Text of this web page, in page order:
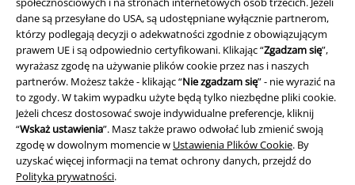
dane są przesyłane do USA, są udostępniane wyłącznie partnerom,
którzy podlegają decyzji o adekwatności zgodnie z obowiązującym
prawem UE i są odpowiednio certyfikowani. Klikając “Zgadzam się”,
wyrażasz zgodę na używanie plików cookie przez nas i naszych
partnerów. Możesz także - klikając “Nie zgadzam się” - nie wyrazić na
to zgody. W takim wypadku użyte będą tylko niezbędne pliki cookie.
Jeżeli chcesz dostosować swoje indywidualne preferencje, kliknij
“Wskaż ustawienia”. Masz także prawo odwołać lub zmienić swoją
zgodę w dowolnym momencie w Ustawienia Plików Cookie. By
uzyskać więcej informacji na temat ochrony danych, przejdź do
Polityka prywatności.
Dane firmy
Polityka prywatności
Unieszkodliwianie odpadów i ochrona środowiska
Deklaracja Zgodności
Informacje dotyczące dostępności